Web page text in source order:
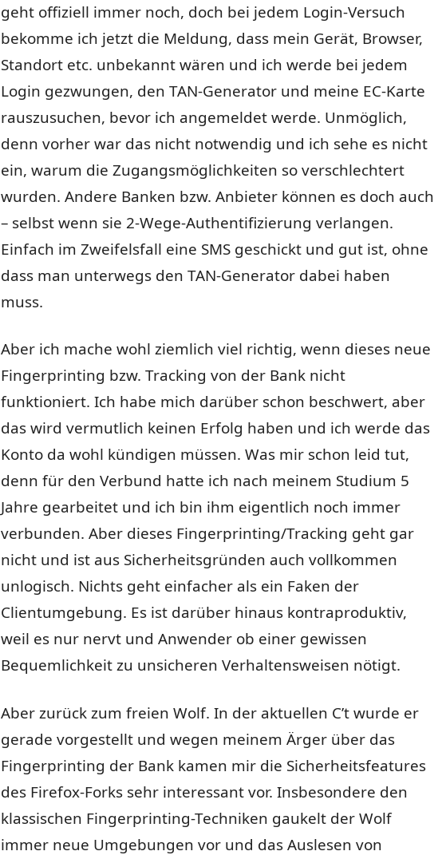
geht offiziell immer noch, doch bei jedem Login-Versuch
bekomme ich jetzt die Meldung, dass mein Gerät, Browser,
Standort etc. unbekannt wären und ich werde bei jedem
Login gezwungen, den TAN-Generator und meine EC-Karte
rauszusuchen, bevor ich angemeldet werde. Unmöglich,
denn vorher war das nicht notwendig und ich sehe es nicht
ein, warum die Zugangsmöglichkeiten so verschlechtert
wurden. Andere Banken bzw. Anbieter können es doch auch
– selbst wenn sie 2-Wege-Authentifizierung verlangen.
Einfach im Zweifelsfall eine SMS geschickt und gut ist, ohne
dass man unterwegs den TAN-Generator dabei haben
muss.
Aber ich mache wohl ziemlich viel richtig, wenn dieses neue
Fingerprinting bzw. Tracking von der Bank nicht
funktioniert. Ich habe mich darüber schon beschwert, aber
das wird vermutlich keinen Erfolg haben und ich werde das
Konto da wohl kündigen müssen. Was mir schon leid tut,
denn für den Verbund hatte ich nach meinem Studium 5
Jahre gearbeitet und ich bin ihm eigentlich noch immer
verbunden. Aber dieses Fingerprinting/Tracking geht gar
nicht und ist aus Sicherheitsgründen auch vollkommen
unlogisch. Nichts geht einfacher als ein Faken der
Clientumgebung. Es ist darüber hinaus kontraproduktiv,
weil es nur nervt und Anwender ob einer gewissen
Bequemlichkeit zu unsicheren Verhaltensweisen nötigt.
Aber zurück zum freien Wolf. In der aktuellen C’t wurde er
gerade vorgestellt und wegen meinem Ärger über das
Fingerprinting der Bank kamen mir die Sicherheitsfeatures
des Firefox-Forks sehr interessant vor. Insbesondere den
klassischen Fingerprinting-Techniken gaukelt der Wolf
immer neue Umgebungen vor und das Auslesen von